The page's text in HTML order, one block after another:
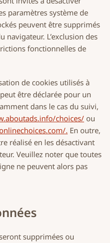
paramètres système de
peuvent être supprimés
navigateur. L’exclusion des
fonctionnelles de
de cookies utilisés à
être déclarée pour un
dans le cas du suivi,
choices/ou
. En outre,
réalisé en les désactivant
Veuillez noter que toutes
ne peuvent alors pas
supprimées ou